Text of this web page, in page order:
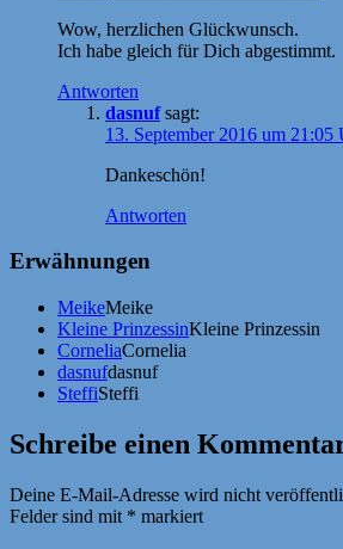
Wow, herzlichen Glückwunsch.
Ich habe gleich für Dich abgestimmt.
Antworten
dasnuf sagt:
13. September 2016 um 21:05
Dankeschön!
Antworten
Erwähnungen
MeikeMeike
Kleine PrinzessinKleine Prinzessin
CorneliaCornelia
dasnufdasnuf
SteffiSteffi
Schreibe einen
Deine E-Mail-Adresse wird nicht
Felder sind mit * markiert